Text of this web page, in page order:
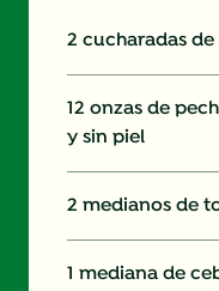
2 cucharadas
12 onzas de
y sin piel
2 medianos de
1 mediana de